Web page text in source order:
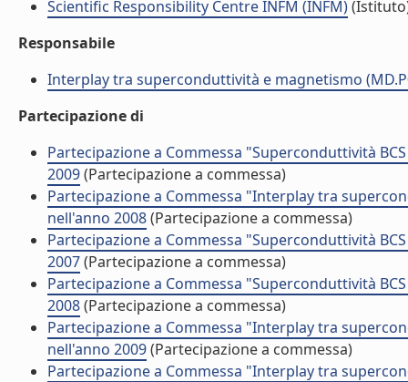
Scientific Responsibility Centre INFM (INFM)
Responsabile
Interplay tra superconduttività e magnetismo
Partecipazione di
Partecipazione a Commessa "Superconduttività
2009(Partecipazione a commessa)
Partecipazione a Commessa "Interplay tra
nell'anno 2008(Partecipazione a commessa)
Partecipazione a Commessa "Superconduttività
2007(Partecipazione a commessa)
Partecipazione a Commessa "Superconduttività
2008(Partecipazione a commessa)
Partecipazione a Commessa "Interplay tra
nell'anno 2009(Partecipazione a commessa)
Partecipazione a Commessa "Interplay tra